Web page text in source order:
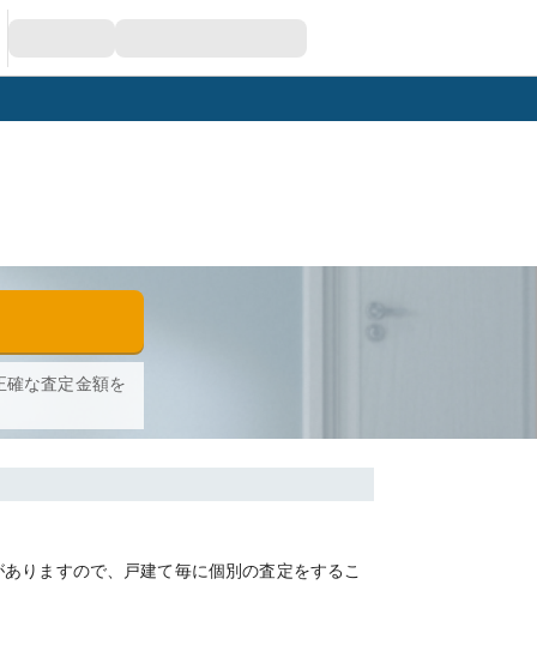
確な査定金額を
りますので、戸建て毎に個別の査定をするこ